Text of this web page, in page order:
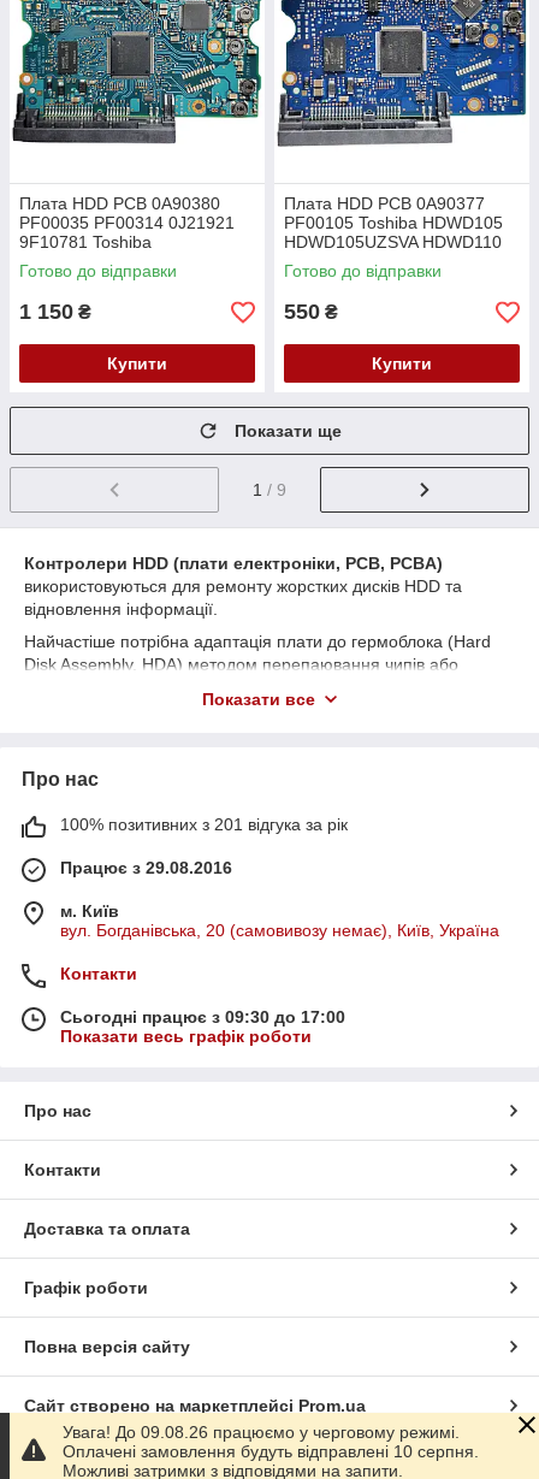
Плата HDD PCB 0A90380
PF00035 PF00314 0J21921
9F10781 Toshiba
DT01ACA200 DT01ACA300
HDWD120 HDWD130
Готово до відправки
1 150 ₴
Купити
Плата HDD PCB 0A90377
PF00105 Toshiba HDWD105
HDWD105UZSVA HDWD110
HDWD110UZSVA
Готово до відправки
550 ₴
Купити
Показати ще
1 / 9
Контролери HDD (плати електроніки, PCB, PCBA)
використовуються для ремонту жорстких дисків HDD та
відновлення інформації.
Найчастіше потрібна адаптація плати до гермоблока (Hard
Disk Assembly, HDA) методом перепаювання чипів або
даних) за допомогою спецобладнання. Тому цей товар
жорстких дисків HDD, твердотільних накопичувачів SSD та
For international buyers.
Contact me if you want to buy my items. I will send you an
invoice for payment including shipping to your country.
Показати все
Про нас
100% позитивних з 201 відгука за рік
Працює з 29.08.2016
м. Київ
вул. Богданівська, 20 (самовивозу немає), Київ, Україна
Контакти
Сьогодні працює з 09:30 до 17:00
Показати весь графік роботи
Про нас
Контакти
Доставка та оплата
Графік роботи
Повна версія сайту
Сайт створено на маркетплейсі Prom.ua
Політика конфіденційності
Увага! До 09.08.26 працюємо у черговому режимі.
Оплачені замовлення будуть відправлені 10 серпня.
Можливі затримки з відповідями на запити.